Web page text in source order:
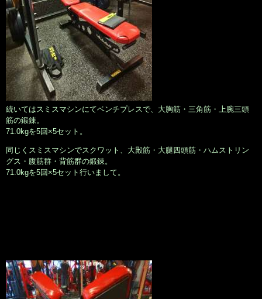
続いてはスミスマシンにてベンチプレスで、大胸筋・三角筋・上腕三頭
筋の鍛錬。
71.0kgを5回×5セット。
同じくスミスマシンでスクワット、大殿筋・大腿四頭筋・ハムストリン
グス・腹筋群・背筋群の鍛錬。
71.0kgを5回×5セット行いまして。